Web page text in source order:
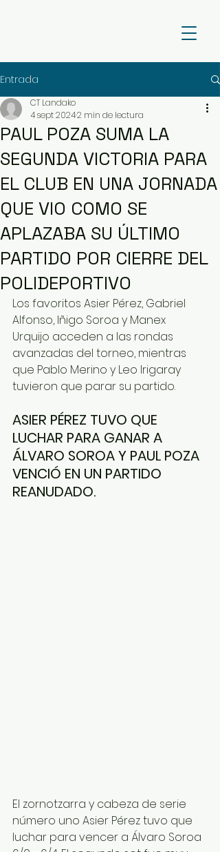
Entrada
PAUL POZA SUMA LA
SEGUNDA VICTORIA PARA
EL CLUB EN UNA JORNADA
QUE VIO COMO SE
APLAZABA SU ÚLTIMO
PARTIDO POR CIERRE DEL
POLIDEPORTIVO
CT Landako
4 sept 20242 min de lectura
Los favoritos Asier Pérez, Gabriel
Alfonso, Iñigo Soroa y Manex
Urquijo acceden a las rondas
avanzadas del torneo, mientras
que Pablo Merino y Leo Irigaray
tuvieron que parar su partido.
ASIER PÉREZ TUVO QUE
LUCHAR PARA GANAR A
ÁLVARO SOROA Y PAUL POZA
VENCIÓ EN UN PARTIDO
REANUDADO.
El zornotzarra y cabeza de serie
número uno Asier Pérez tuvo que
luchar para vencer a Álvaro Soroa